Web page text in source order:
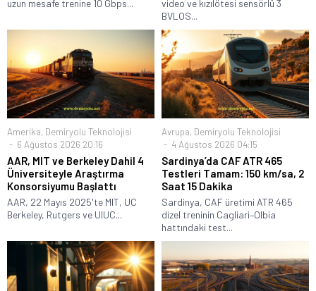
uzun mesafe trenine 10 Gbps...
video ve kızılötesi sensörlü 3
BVLOS...
Amerika, Demiryolu Teknolojisi
6 Ağustos 2026 20:16
AAR, MIT ve Berkeley Dahil 4
Üniversiteyle Araştırma
Konsorsiyumu Başlattı
AAR, 22 Mayıs 2025'te MIT, UC
Berkeley, Rutgers ve UIUC...
Avrupa, Demiryolu Teknolojisi
4 Ağustos 2026 04:15
Sardinya’da CAF ATR 465
Testleri Tamam: 150 km/sa, 2
Saat 15 Dakika
Sardinya, CAF üretimi ATR 465
dizel treninin Cagliari–Olbia
hattındaki test...